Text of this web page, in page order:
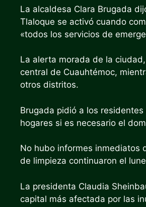
La alcaldesa Clara Brugada
Tlaloque se activó cuando
«todos los servicios de
La alerta morada de la
central de Cuauhtémoc,
otros distritos.
Brugada pidió a los
hogares si es necesario el
No hubo informes inmediatos
de limpieza continuaron el
La presidenta Claudia
capital más afectada por las